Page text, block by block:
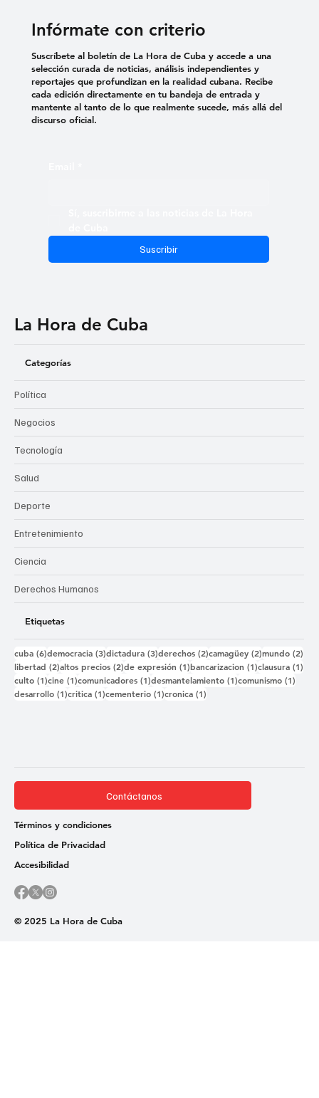
Infórmate con criterio
Suscribir
Suscríbete al boletín de La Hora de Cuba y accede a una
selección curada de noticias, análisis independientes y
reportajes que profundizan en la realidad cubana. Recibe
cada edición directamente en tu bandeja de entrada y
mantente al tanto de lo que realmente sucede, más allá del
discurso oficial.
La Hora de Cuba
Categorías
Política
Negocios
Tecnología
Salud
Deporte
Entretenimiento
Ciencia
Derechos Humanos
Etiquetas
cuba (6)6 entradas
democracia (3)3 entradas
dictadura (3)3 entradas
derechos (2)2 entradas
camagüey (2)2 entradas
mundo (2)
libertad (2)2 entradas
altos precios (2)2 entradas
de expresión (1)1 entrada
bancarizacion (1)1 entrada
clausura (1)
culto (1)1 entrada
cine (1)1 entrada
comunicadores (1)1 entrada
desmantelamiento (1)1 entrada
comunismo (1)
desarrollo (1)1 entrada
critica (1)1 entrada
cementerio (1)1 entrada
cronica (1)
© 2025 La Hora de Cuba
Contáctanos
Términos y condiciones
Política de Privacidad
Accesibilidad